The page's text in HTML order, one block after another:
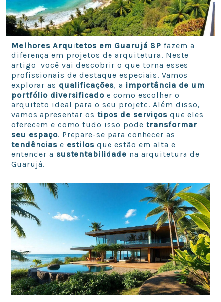
Melhores Arquitetos em Guarujá SP fazem a
diferença em projetos de arquitetura. Neste
artigo, você vai descobrir o que torna esses
profissionais de destaque especiais. Vamos
explorar as qualificações, a importância de um
portfólio diversificado e como escolher o
arquiteto ideal para o seu projeto. Além disso,
vamos apresentar ostipos de serviços que eles
oferecem e como tudo isso podetransformar
seu espaço. Prepare-se para conhecer as
tendências e estilos que estão em alta e
entender a sustentabilidade na arquitetura de
Guarujá.